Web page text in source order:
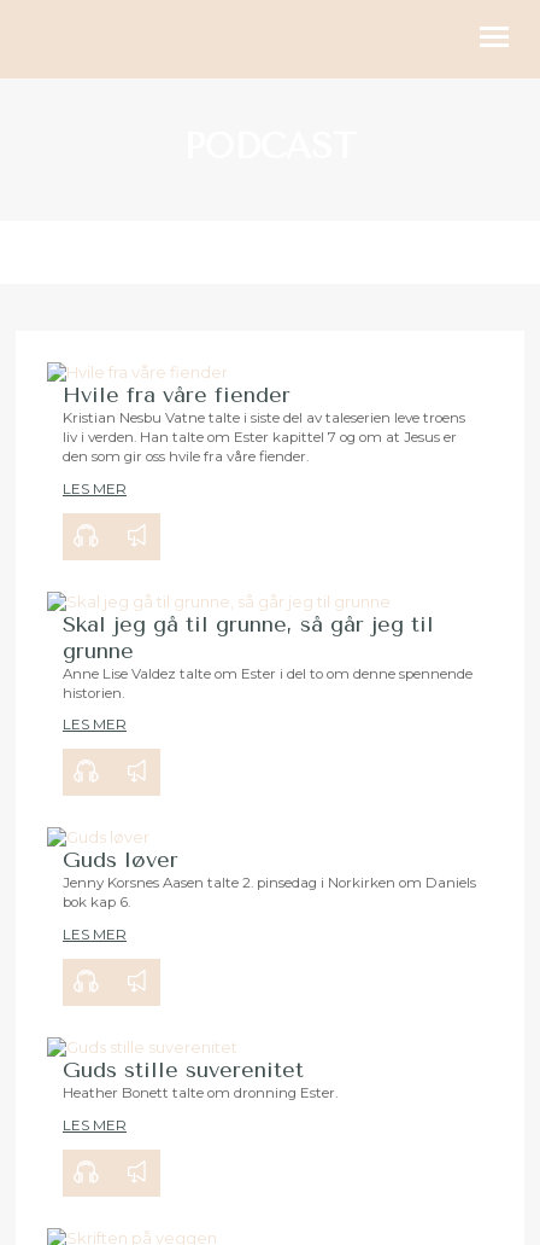
GI
Hvile fra våre fiender
00:00
Kristian Nesbu Vatne talte i siste del av taleserien leve troens
liv i verden. Han talte om Ester kapittel 7 og om at Jesus er
den som gir oss hvile fra våre fiender.
LES MER
Skal jeg gå til grunne, så går jeg til
grunne
Anne Lise Valdez talte om Ester i del to om denne spennende
historien.
LES MER
Guds løver
Jenny Korsnes Aasen talte 2. pinsedag i Norkirken om Daniels
bok kap 6.
LES MER
Guds stille suverenitet
00:00
Heather Bonett talte om dronning Ester.
LES MER